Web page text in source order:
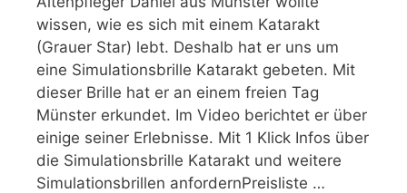
wissen, wie es sich mit einem Katarakt
(Grauer Star) lebt. Deshalb hat er uns um
eine Simulationsbrille Katarakt gebeten. Mit
dieser Brille hat er an einem freien Tag
Münster erkundet. Im Video berichtet er über
einige seiner Erlebnisse. Mit 1 Klick Infos über
die Simulationsbrille Katarakt und weitere
Simulationsbrillen anfordernPreisliste …